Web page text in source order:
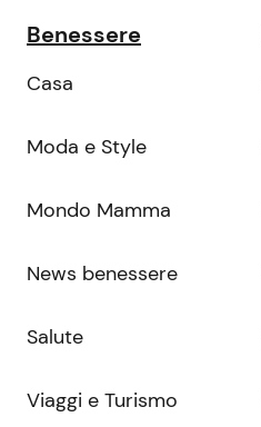
Benessere
Casa
Moda e Style
Mondo Mamma
News benessere
Salute
Viaggi e Turismo